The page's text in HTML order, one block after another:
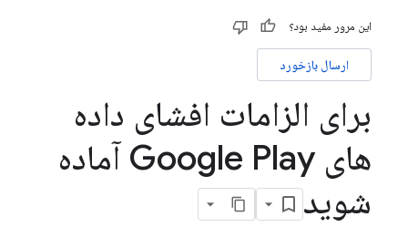
این مرور مفید بود؟
ارسال بازخورد
برای الزامات افشای داده
های Google Play آماده
شوید